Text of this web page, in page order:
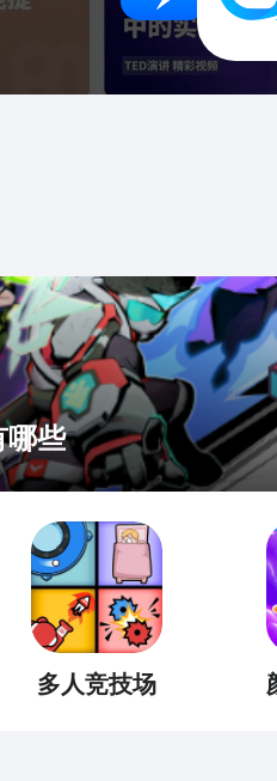
成工作任务，工作追踪更及时：
自动生成工作任务，按照任务
前） 185-1139-
后） QQ咨询：2850529401 邮
微信服务号：titacom 微信
哪些
多人竞技场